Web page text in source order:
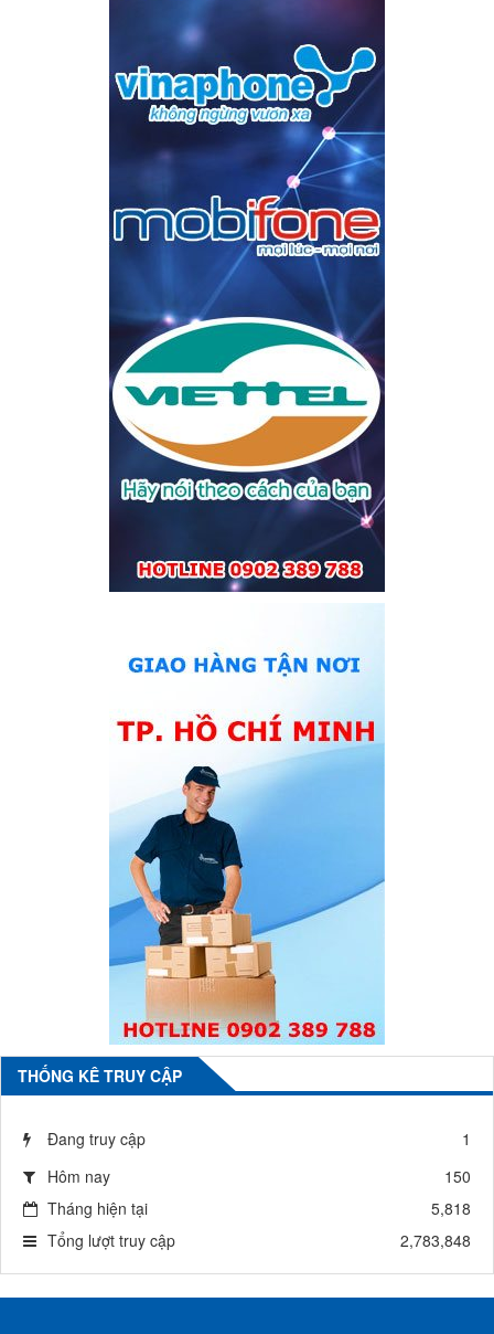
THỐNG KÊ TRUY CẬP
Đang truy cập
1
Hôm nay
150
Tháng hiện tại
5,818
Tổng lượt truy cập
2,783,848